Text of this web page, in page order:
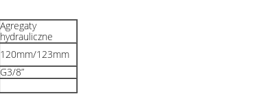
Agregaty
hydrauliczne
120mm/123mm
G3/8”